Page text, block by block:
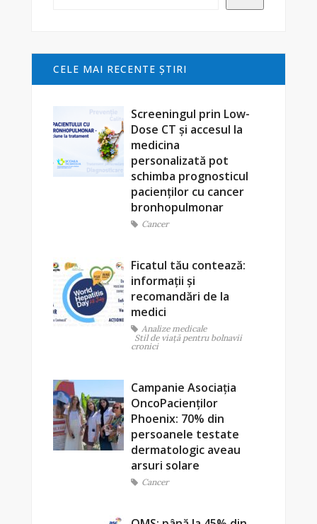
CELE MAI RECENTE ŞTIRI
Screeningul prin Low-
Dose CT și accesul la
medicina
personalizată pot
schimba prognosticul
pacienților cu cancer
bronhopulmonar
Cancer
Ficatul tău contează:
informații și
recomandări de la
medici
Analize medicale
Stil de viaţă pentru bolnavii
cronici
Campanie Asociația
OncoPacienților
Phoenix: 70% din
persoanele testate
dermatologic aveau
arsuri solare
Cancer